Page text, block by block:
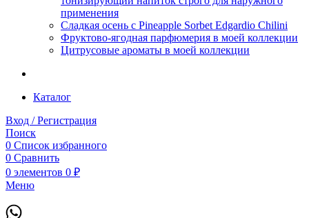
применения
Сладкая осень с Pineapple Sorbet Edgardio Chilini
Фруктово-ягодная парфюмерия в моей коллекции
​Цитрусовые ароматы в моей коллекции
Каталог
Вход / Регистрация
Поиск
0 Список избранного
0 Сравнить
0 элементов 0 ₽
Меню